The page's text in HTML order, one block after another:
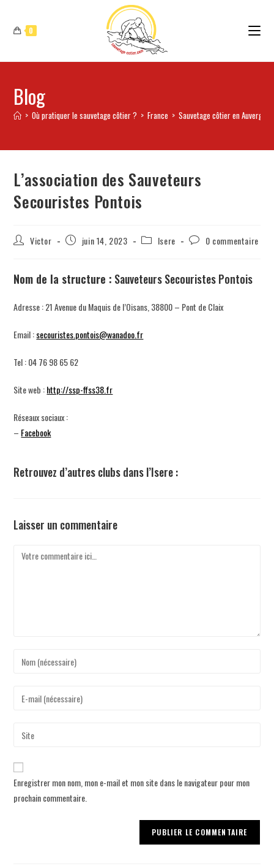
0
Blog
> Où pratiquer le sauvetage côtier ? > France > Sauvetage côtier en
L’association des Sauveteurs
Secouristes Pontois
Victor juin 14, 2023 Isere 0 commentaire
Nom de la structure : Sauveteurs Secouristes Pontois
Adresse : 21 Avenue du Maquis de l’Oisans, 38800 – Pont de Claix
Email :secouristes.pontois@wanadoo.fr
Tel : 04 76 98 65 62
Site web :http://ssp-ffss38.fr
Réseaux sociaux :
– Facebook
Retrouvez d’autres clubs dans l’Isere :
Laisser un commentaire
Enregistrer mon nom, mon e-mail et mon site dans le navigateur pour mon
prochain commentaire.